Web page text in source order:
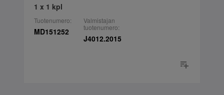
1 x 1 kpl
Tuotenumero:
MD151252
Valmistajan
tuotenumero:
J4012.2015